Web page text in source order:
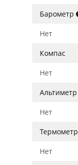
Барометр
Нет
Компас
Нет
Альтиметр
Нет
Термометр
Нет